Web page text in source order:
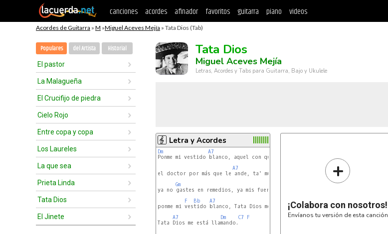
canciones acordes afinador favoritos guitarra piano videos
Acordes de Guitarra » M »Miguel Aceves Mejía » Tata Dios (Tab)
Populares del Artista Historial
El pastor
La Malagueña
El Crucifijo de piedra
Cielo Rojo
Entre copa y copa
Los Laureles
La que sea
Prieta Linda
Tata Dios
El Jinete
Tata Dios
Miguel Aceves Mejía
Letras, Acordes y Tabs para Guitarra, Bajo y Ukulele
Letra y Acordes
Dm A7
Ponme mi vestido blanco, aquel con que nos casamos,
A7
el doctor por más que le ande, ta' muy lejos nuestro rancho,
Gm
ya no gastes en remedios, ya mis fuerzas van mermando,
F
Bb A7
ponme mi vestido blanco, Tata Dios me está llamando,
A7
Dm C7
F
Tata Dios me está llamando.
+
¡Colabora con nosotros!
Envíanos tu versión de esta canción